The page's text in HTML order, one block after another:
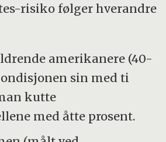
risiko følger hverandre
amerikanere (40-
sin med ti
kutte
med åtte prosent.